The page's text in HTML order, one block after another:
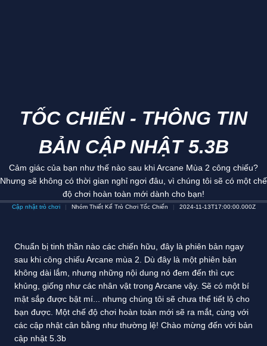
TỐC CHIẾN - THÔNG TIN
BẢN CẬP NHẬT 5.3B
Cảm giác của bạn như thế nào sau khi Arcane Mùa 2 công chiếu?
Nhưng sẽ không có thời gian nghỉ ngơi đâu, vì chúng tôi sẽ có một chế
độ chơi hoàn toàn mới dành cho bạn!
Cập nhật trò chơi Nhóm Thiết Kế Trò Chơi Tốc Chiến 2024-11-13T17:00:00.000Z
Chuẩn bị tinh thần nào các chiến hữu, đây là phiên bản ngay
sau khi công chiếu Arcane mùa 2. Dù đây là một phiên bản
không dài lắm, nhưng những nội dung nó đem đến thì cực
khủng, giống như các nhân vật trong Arcane vậy. Sẽ có một bí
mật sắp được bật mí... nhưng chúng tôi sẽ chưa thể tiết lộ cho
bạn được. Một chế độ chơi hoàn toàn mới sẽ ra mắt, cùng với
các cập nhật cân bằng như thường lệ! Chào mừng đến với bản
cập nhật 5.3b